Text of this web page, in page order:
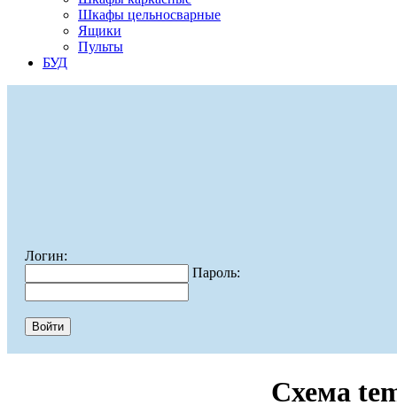
Шкафы цельносварные
Ящики
Пульты
БУД
Логин:
Пароль:
Схема